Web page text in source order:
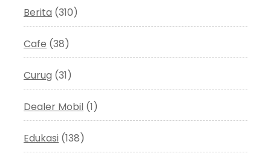
Berita (310)
Cafe (38)
Curug (31)
Dealer Mobil (1)
Edukasi (138)